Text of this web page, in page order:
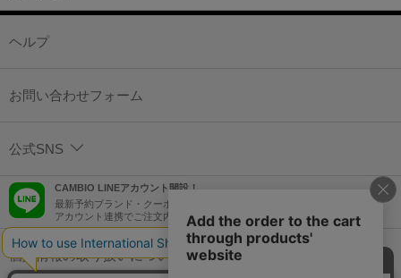
ヘルプ
お問い合わせフォーム
公式SNS
CAMBIO LINEアカウント開設！
最新予約ブランド・クーポン情報などを配信！
アカウント連携でご注文内容をLINEでも確認可能！
個人情報の取り扱いについて